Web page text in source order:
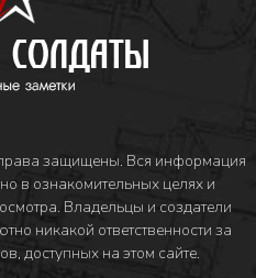
защищены. Вся информация
в ознакомительных целях и
Владельцы и создатели
никакой ответственности за
доступных на этом сайте.